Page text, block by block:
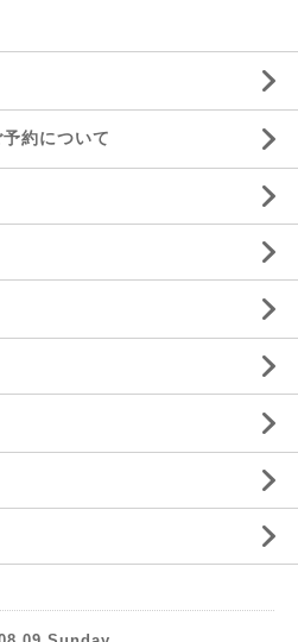
約について